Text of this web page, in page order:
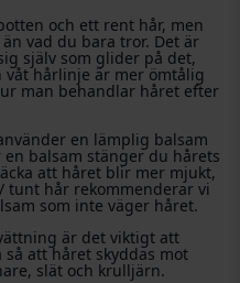
och ett rent hår, men
vad du bara tror. Det är
själv som glider på det,
hårlinje är mer ömtålig
man behandlar håret efter
en lämplig balsam
balsam stänger du hårets
att håret blir mer mjukt,
tunt hår rekommenderar vi
som inte väger håret.
är det viktigt att
att håret skyddas mot
slät och krulljärn.